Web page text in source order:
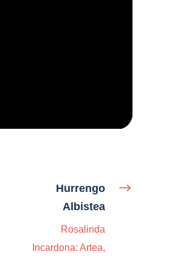
Hurrengo
Albistea
Rosalinda
Incardona: Artea,